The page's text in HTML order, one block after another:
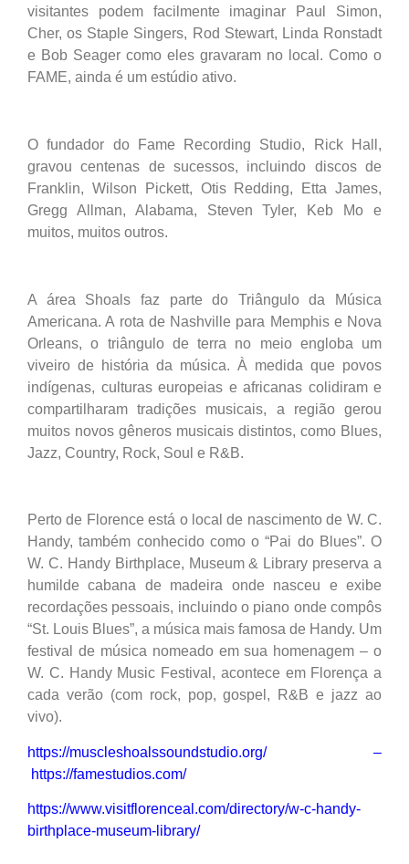
visitantes podem facilmente imaginar Paul Simon,
Cher, os Staple Singers, Rod Stewart, Linda Ronstadt
e Bob Seager como eles gravaram no local. Como o
FAME, ainda é um estúdio ativo.
O fundador do Fame Recording Studio, Rick Hall,
gravou centenas de sucessos, incluindo discos de
Franklin, Wilson Pickett, Otis Redding, Etta James,
Gregg Allman, Alabama, Steven Tyler, Keb Mo e
muitos, muitos outros.
A área Shoals faz parte do Triângulo da Música
Americana. A rota de Nashville para Memphis e Nova
Orleans, o triângulo de terra no meio engloba um
viveiro de história da música. À medida que povos
indígenas, culturas europeias e africanas colidiram e
compartilharam tradições musicais, a região gerou
muitos novos gêneros musicais distintos, como Blues,
Jazz, Country, Rock, Soul e R&B.
Perto de Florence está o local de nascimento de W. C.
Handy, também conhecido como o “Pai do Blues”. O
W. C. Handy Birthplace, Museum & Library preserva a
humilde cabana de madeira onde nasceu e exibe
recordações pessoais, incluindo o piano onde compôs
“St. Louis Blues”, a música mais famosa de Handy. Um
festival de música nomeado em sua homenagem – o
W. C. Handy Music Festival, acontece em Florença a
cada verão (com rock, pop, gospel, R&B e jazz ao
vivo).
https://muscleshoalssoundstudio.org/–
https://famestudios.com/
https://www.visitflorenceal.com/directory/w-c-handy-
birthplace-museum-library/